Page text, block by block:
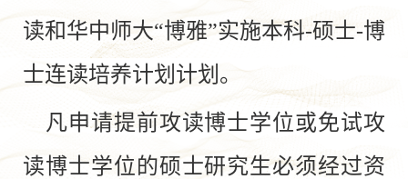
读和华中师大“博雅”实施本科-硕士-博
士连读培养计划计划。
凡申请提前攻读博士学位或免试攻
读博士学位的硕士研究生必须经过资